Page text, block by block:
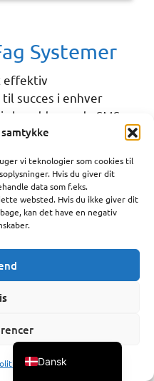
vi teknologier som cookies til
Hvis du giver dit
data som f.eks.
websted. Hvis du ikke giver dit
kan det have en negativ
Systemer
effektiv
succes i enhver
SMS-
kan
behov.
til at arbejde hånd i
bilhandlere,
og mange
påmindelser,
til dine kunders
Dansk
Português
Polski